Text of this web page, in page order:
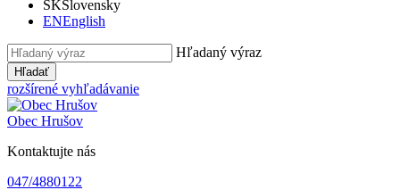
SKSlovensky
ENEnglish
Hľadaný výraz
Hľadať
rozšírené vyhľadávanie
Obec Hrušov
Kontaktujte nás
047/4880122